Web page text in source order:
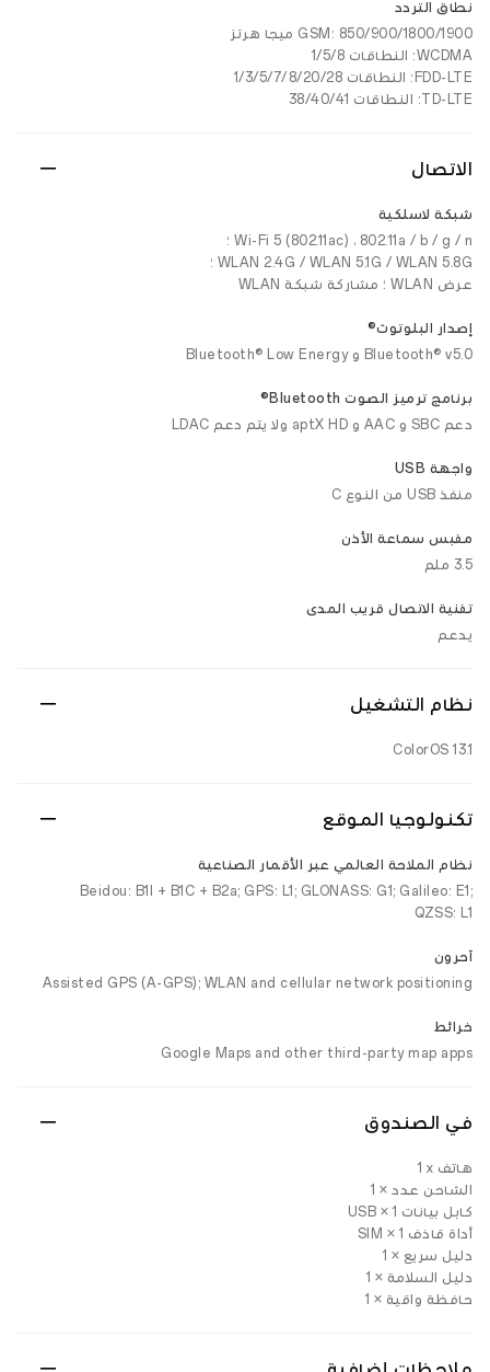
نطاق التردد
GSM: 850/900/1800/1900 ميجا هرتز
WCDMA: النطاقات 1/5/8
FDD-LTE: النطاقات 1/3/5/7/8/20/28
TD-LTE: النطاقات 38/40/41
الاتصال
شبكة لاسلكية
Wi-Fi 5 (802.11ac) ، 802.11a / b / g / n ؛
WLAN 2.4G / WLAN 5.1G / WLAN 5.8G ؛
عرض WLAN ؛ مشاركة شبكة WLAN
إصدار البلوتوث®
Bluetooth® v5.0 و Bluetooth® Low Energy
برنامج ترميز الصوت Bluetooth®
دعم SBC و AAC و aptX HD ولا يتم دعم LDAC
واجهة USB
منفذ USB من النوع C
مقبس سماعة الأذن
3.5 ملم
تقنية الاتصال قريب المدى
يدعم
نظام التشغيل
ColorOS 13.1
تكنولوجيا الموقع
نظام الملاحة العالمي عبر الأقمار الصناعية
Beidou: B1I + B1C + B2a; GPS: L1; GLONASS: G1; Galileo: E1;
QZSS: L1
آحرون
Assisted GPS (A-GPS); WLAN and cellular network positioning
خرائط
Google Maps and other third-party map apps
في الصندوق
هاتف ‎1 x‎
الشاحن عدد × 1
كابل بيانات USB × 1
أداة قاذف SIM × 1
دليل سريع × 1
دليل السلامة × 1
حافظة واقية × 1